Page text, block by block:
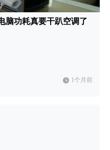
脑功耗真要干趴空调了
1个月前